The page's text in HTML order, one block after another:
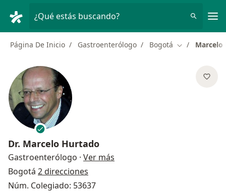
¿Qué estás buscando?
Página De Inicio Gastroenterólogo Bogotá Cambiar de
Dr. Marcelo Hurtado
Gastroenterólogo · Ver más
Bogotá 2 direcciones
Núm. Colegiado: 53637